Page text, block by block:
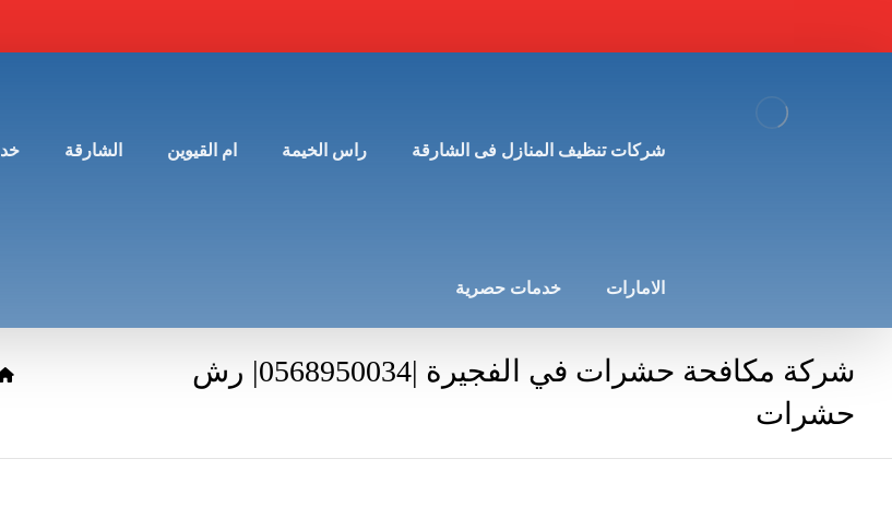
شركات تنظيف المنازل فى الشارقة راس الخيمة ام القيوين الشارقة
الامارات خدمات حصرية
شركة مكافحة حشرات في الفجيرة |0568950034| رش
حشرات